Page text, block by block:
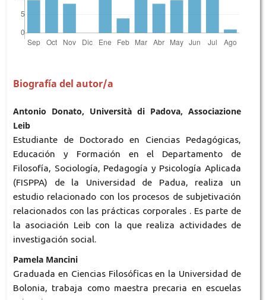
Biografía del autor/a
Antonio Donato, Università di Padova, Associazione
Leib
Estudiante de Doctorado en Ciencias Pedagógicas,
Educación y Formación en el Departamento de
Filosofía, Sociología, Pedagogía y Psicología Aplicada
(FISPPA) de la Universidad de Padua, realiza un
estudio relacionado con los procesos de subjetivación
relacionados con las prácticas corporales . Es parte de
la asociación Leib con la que realiza actividades de
investigación social.
Pamela Mancini
Graduada en Ciencias Filosóficas en la Universidad de
Bolonia, trabaja como maestra precaria en escuelas